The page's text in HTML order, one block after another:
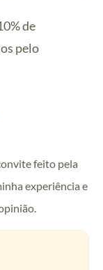
de
pelo
feito pela
experiência e